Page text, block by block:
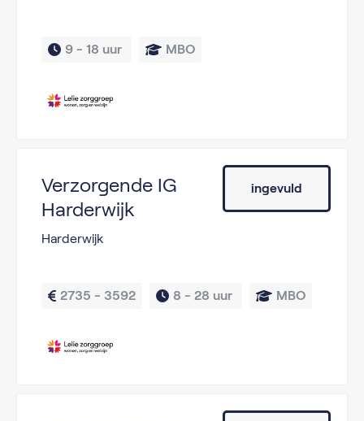
9 - 18 uur MBO
Verzorgende IG
Harderwijk
Harderwijk
2735 - 3592 8 - 28 uur MBO
ingevuld